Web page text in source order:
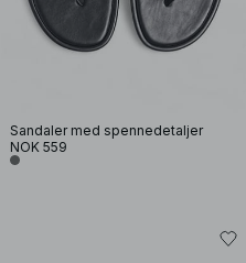
Sandaler med spennedetaljer
NOK 559